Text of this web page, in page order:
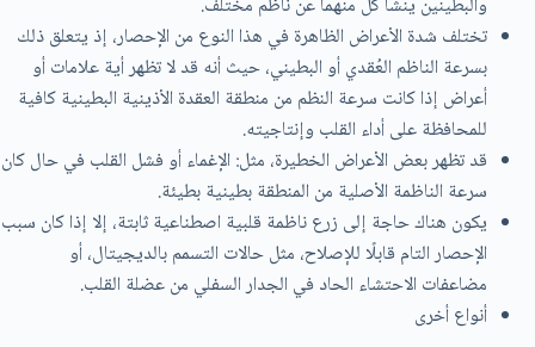
والبطينين ينشأ كل منهما عن ناظم مختلف.
تختلف شدة الأعراض الظاهرة في هذا النوع من الإحصار، إذ يتعلق ذلك
بسرعة الناظم العُقدي أو البطيني، حيث أنه قد لا تظهر أية علامات أو
أعراض إذا كانت سرعة النظم من منطقة العقدة الأذينية البطينية كافية
للمحافظة على أداء القلب وإنتاجيته.
قد تظهر بعض الأعراض الخطيرة، مثل: الإغماء أو فشل القلب في حال كان
سرعة الناظمة الأصلية من المنطقة بطينية بطيئة.
يكون هناك حاجة إلى زرع ناظمة قلبية اصطناعية ثابتة، إلا إذا كان سبب
الإحصار التام قابلًا للإصلاح، مثل حالات التسمم بالديجيتال، أو
مضاعفات الاحتشاء الحاد في الجدار السفلي من عضلة القلب.
أنواع أخرى